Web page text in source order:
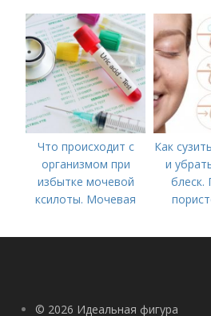
Что происходит с
организмом при
избытке мочевой
ксилоты. Мочевая
норма и отклонения
Как
и
блеск.
© 2026 Идеальная фигура